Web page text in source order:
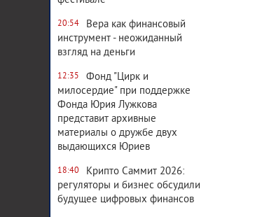
20:54
Вера как финансовый
инструмент - неожиданный
взгляд на деньги
12:35
Фонд "Цирк и
милосердие" при поддержке
Фонда Юрия Лужкова
представит архивные
материалы о дружбе двух
выдающихся Юриев
18:40
Крипто Саммит 2026:
регуляторы и бизнес обсудили
будущее цифровых финансов